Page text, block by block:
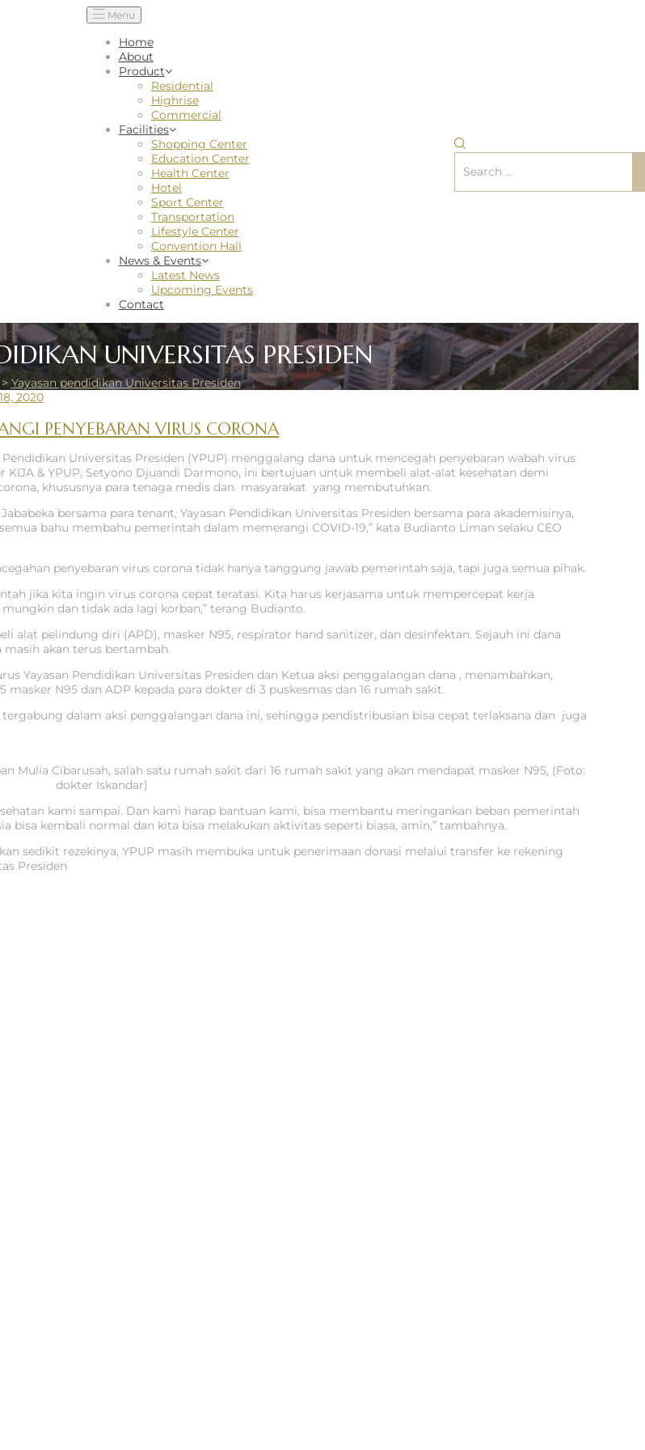
Menu
Home
About
Product
Residential
Highrise
Commercial
Facilities
Shopping Center
Education Center
Health Center
Hotel
Sport Center
Transportation
Lifestyle Center
Convention Hall
News & Events
Latest News
Upcoming Events
Contact
UNIVERSITAS PRESIDEN
Yayasan pendidikan Universitas Presiden
2020
PENYEBARAN VIRUS CORONA
Universitas Presiden (YPUP) menggalang dana untuk mencegah penyebaran wabah virus
& YPUP, Setyono Djuandi Darmono, ini bertujuan untuk membeli alat-alat kesehatan demi
khususnya para tenaga medis dan masyarakat yang membutuhkan.
bersama para tenant, Yayasan Pendidikan Universitas Presiden bersama para akademisinya,
bahu membahu pemerintah dalam memerangi COVID-19,” kata Budianto Liman selaku CEO
penyebaran virus corona tidak hanya tanggung jawab pemerintah saja, tapi juga semua pihak.
jika kita ingin virus corona cepat teratasi. Kita harus kerjasama untuk mempercepat kerja
dan tidak ada lagi korban,” terang Budianto.
alat pelindung diri (APD), masker N95, respirator hand sanitizer, dan desinfektan. Sejauh ini dana
akan terus bertambah.
Yayasan Pendidikan Universitas Presiden dan Ketua aksi penggalangan dana , menambahkan,
N95 dan ADP kepada para dokter di 3 puskesmas dan 16 rumah sakit.
dalam aksi penggalangan dana ini, sehingga pendistribusian bisa cepat terlaksana dan juga
Mulia Cibarusah, salah satu rumah sakit dari 16 rumah sakit yang akan mendapat masker N95, (Foto:
dokter Iskandar)
kami sampai. Dan kami harap bantuan kami, bisa membantu meringankan beban pemerintah
bisa kembali normal dan kita bisa melakukan aktivitas seperti biasa, amin,” tambahnya.
sedikit rezekinya, YPUP masih membuka untuk penerimaan donasi melalui transfer ke rekening
Presiden